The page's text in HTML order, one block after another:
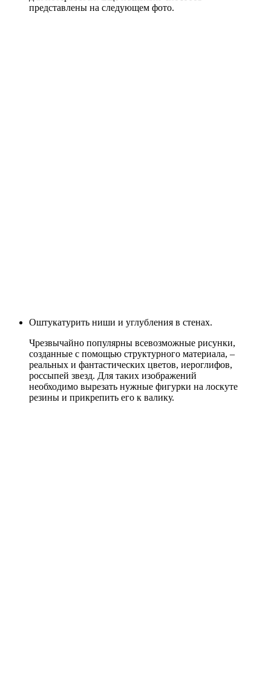
представлены на следующем фото.
Оштукатурить ниши и углубления в стенах.
Чрезвычайно популярны всевозможные рисунки,
созданные с помощью структурного материала, –
реальных и фантастических цветов, иероглифов,
россыпей звезд. Для таких изображений
необходимо вырезать нужные фигурки на лоскуте
резины и прикрепить его к валику.